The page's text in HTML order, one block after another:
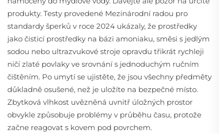
produkty. Testy provedené Mezinárodní radou pro
standardy šperků v roce 2024 ukázaly, že prostředky
jako čisticí prostředky na bázi amoniaku, směsi s jedlým
sodou nebo ultrazvukové stroje opravdu třikrát rychleji
ničí zlaté povlaky ve srovnání s jednoduchým ručním
čištěním. Po umytí se ujistěte, že jsou všechny předměty
důkladně osušené, než je uložíte na bezpečné místo.
Zbytková vlhkost uvězněná uvnitř úložných prostor
obvykle způsobuje problémy v průběhu času, protože
začne reagovat s kovem pod povrchem.